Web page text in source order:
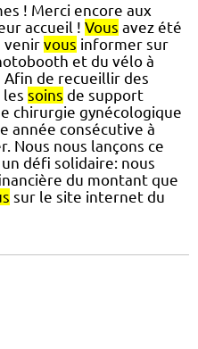
! Merci encore aux
accueil ! Vous avez été
venir vous informer sur
et du vélo à
de recueillir des
soins de support
chirurgie gynécologique
année consécutive à
Nous nous lançons ce
défi solidaire: nous
du montant que
sur le site internet du